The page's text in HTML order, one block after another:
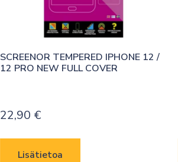
SCREENOR TEMPERED IPHONE 12 /
12 PRO NEW FULL COVER
22,90 €
Lisätietoa